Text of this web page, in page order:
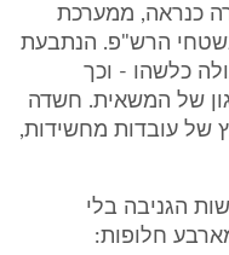
כנראה, ממערכת
הרש"פ. הנתבעת
כלשהו - וכך
של המשאית. חשדה
של עובדות מחשידות,
הגניבה בלי
חלופות: